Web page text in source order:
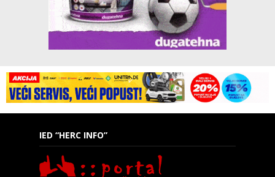
IED “HERC INFO”